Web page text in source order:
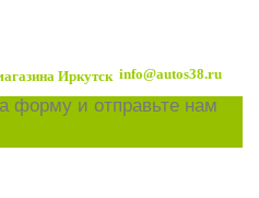
info@autos38.ru
форму и отправьте нам